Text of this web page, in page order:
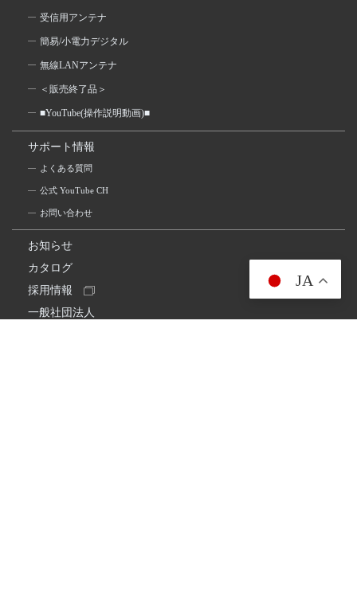
受信用アンテナ
簡易/小電力デジタル
無線LANアンテナ
＜販売終了品＞
■YouTube(操作説明動画)■
サポート情報
よくある質問
公式 YouTube CH
お問い合わせ
お知らせ
カタログ
採用情報
一般社団法人
JA